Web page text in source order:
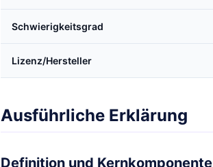
Schwierigkeitsgrad
Lizenz/Hersteller
Ausführliche Erklärung
Definition und Kernkomponente